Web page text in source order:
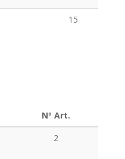
15
Nº Art.
2